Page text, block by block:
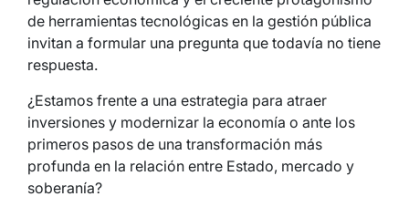
de herramientas tecnológicas en la gestión pública
invitan a formular una pregunta que todavía no tiene
respuesta.
¿Estamos frente a una estrategia para atraer
inversiones y modernizar la economía o ante los
primeros pasos de una transformación más
profunda en la relación entre Estado, mercado y
soberanía?